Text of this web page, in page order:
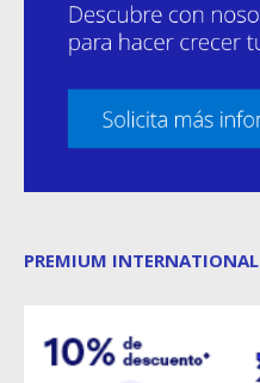
PREMIUM INTERNATIONAL